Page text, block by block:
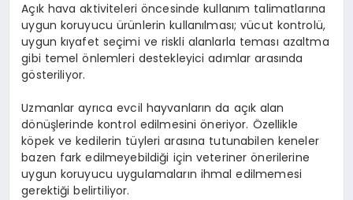
Açık hava aktiviteleri öncesinde kullanım talimatlarına
uygun koruyucu ürünlerin kullanılması; vücut kontrolü,
uygun kıyafet seçimi ve riskli alanlarla teması azaltma
gibi temel önlemleri destekleyici adımlar arasında
gösteriliyor.
Uzmanlar ayrıca evcil hayvanların da açık alan
dönüşlerinde kontrol edilmesini öneriyor. Özellikle
köpek ve kedilerin tüyleri arasına tutunabilen keneler
bazen fark edilmeyebildiği için veteriner önerilerine
uygun koruyucu uygulamaların ihmal edilmemesi
gerektiği belirtiliyor.